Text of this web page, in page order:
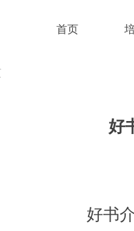
首页
好
好书